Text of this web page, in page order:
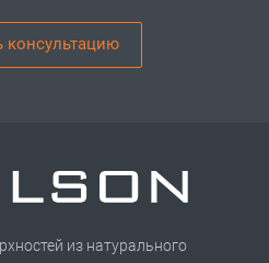
консультацию
из натурального